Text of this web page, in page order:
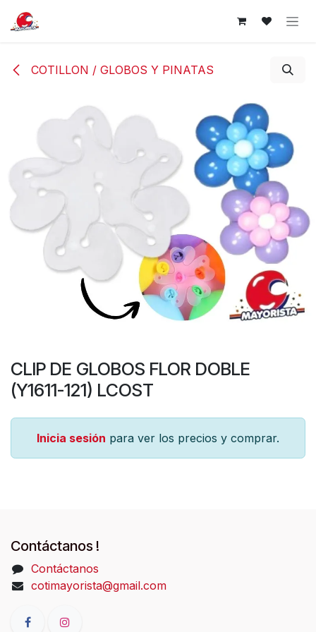
COTILLON / GLOBOS Y PINATAS
CLIP DE GLOBOS FLOR DOBLE
(Y1611-121) LCOST
Inicia sesión para ver los precios y comprar.
Contáctanos !
Contáctanos
cotimayorista@gmail.com